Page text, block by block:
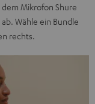
Mikrofon Shure
Wähle ein Bundle
rechts.